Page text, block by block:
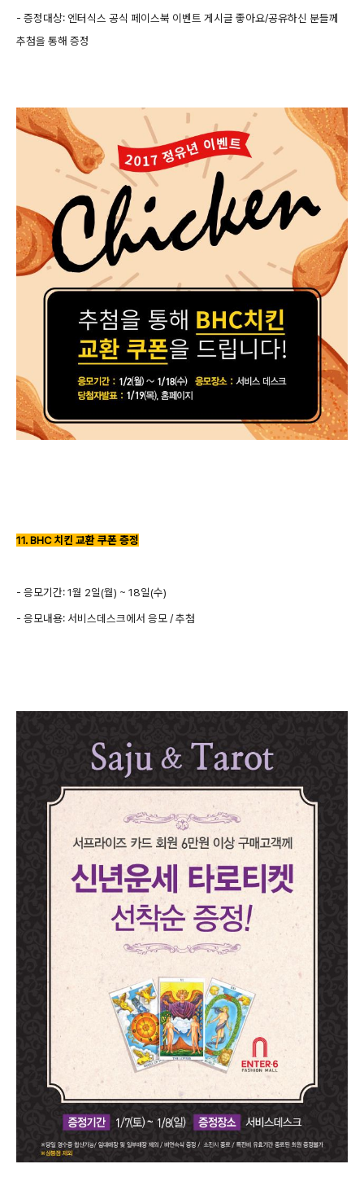
- 증정대상: 엔터식스 공식 페이스북 이벤트 게시글 좋아요/공유하신 분들께
추첨을 통해 증정
11. BHC 치킨 교환 쿠폰 증정
- 응모기간: 1월 2일(월) ~ 18일(수)
- 응모내용: 서비스데스크에서 응모 / 추첨